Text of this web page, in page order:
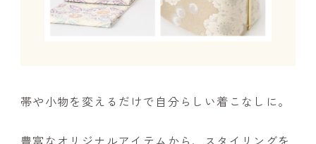
帯や小物を変えるだけで自分らしい着こなしに。